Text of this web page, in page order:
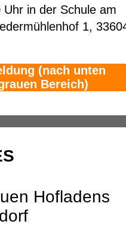
in der Schule am
1,
(nach unten
Bereich)
Hofladens